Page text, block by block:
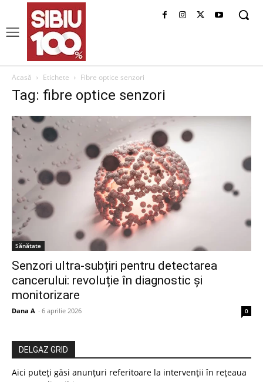
Acasă Etichete Fibre optice senzori
Tag: fibre optice senzori
Sănătate
Senzori ultra-subțiri pentru detectarea
cancerului: revoluție în diagnostic și
monitorizare
Dana A - 6 aprilie 2026 0
DELGAZ GRID
Aici puteți găsi anunțuri referitoare la intervenții în rețeaua